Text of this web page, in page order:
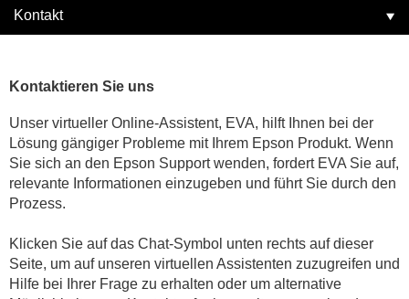
Kontakt
Kontaktieren Sie uns
Unser virtueller Online-Assistent, EVA, hilft Ihnen bei der
Lösung gängiger Probleme mit Ihrem Epson Produkt. Wenn
Sie sich an den Epson Support wenden, fordert EVA Sie auf,
relevante Informationen einzugeben und führt Sie durch den
Prozess.
Klicken Sie auf das Chat-Symbol unten rechts auf dieser
Seite, um auf unseren virtuellen Assistenten zuzugreifen und
Hilfe bei Ihrer Frage zu erhalten oder um alternative